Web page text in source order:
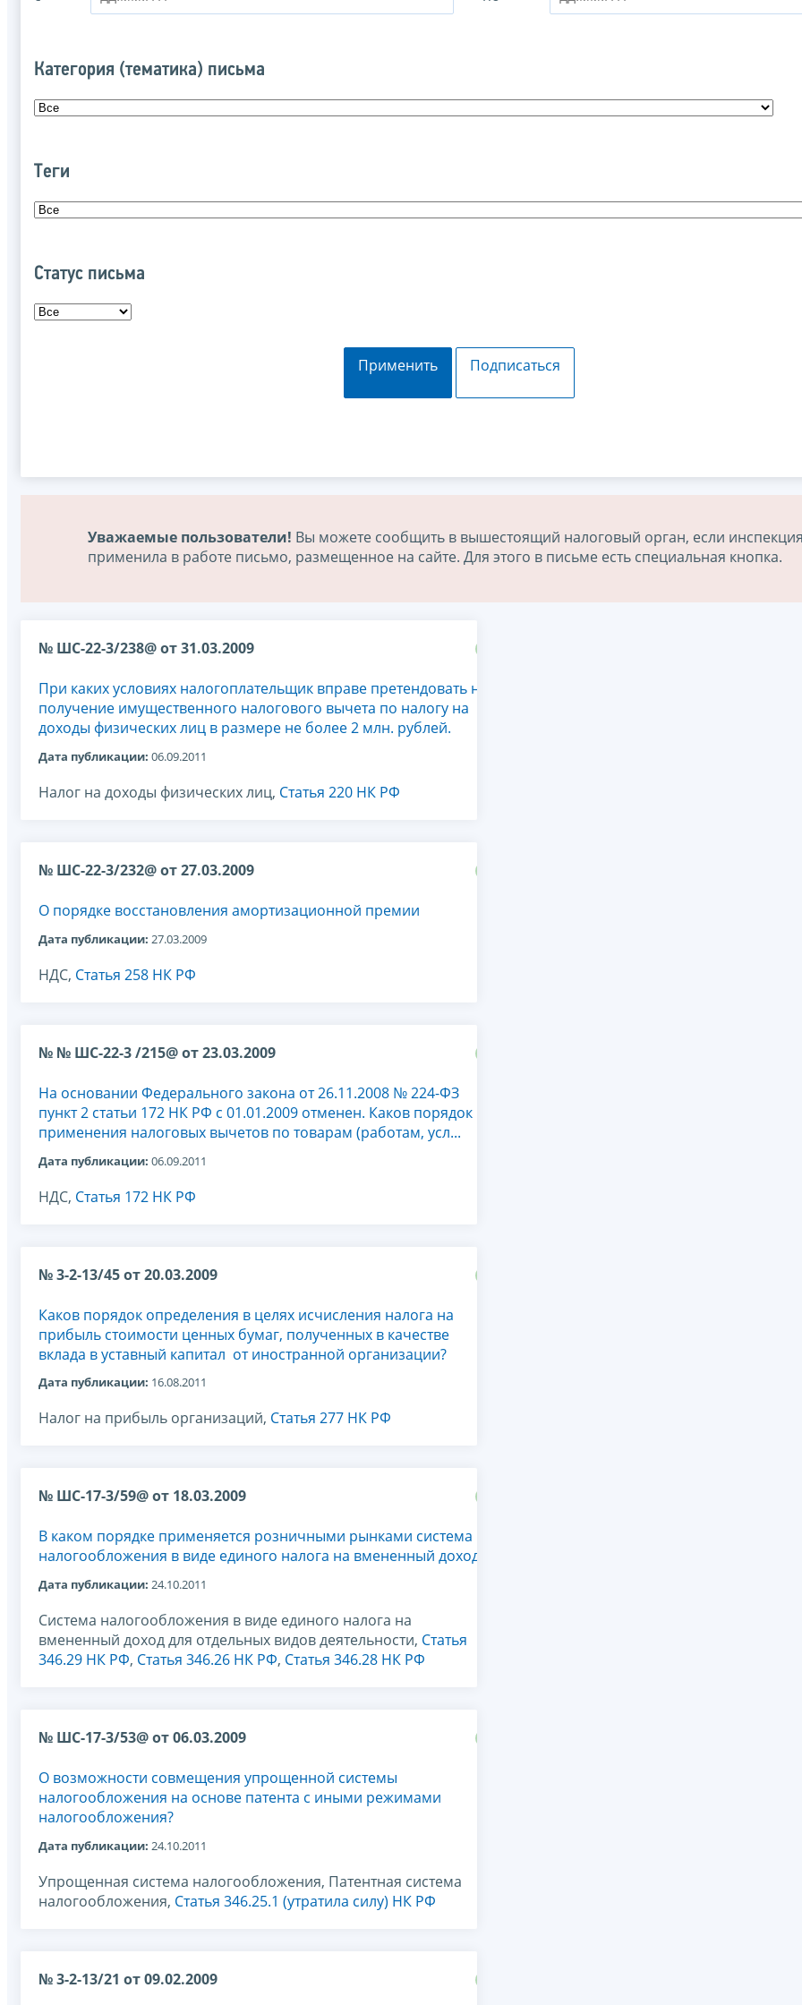
Категория (тематика) письма
Теги
Статус письма
Применить Подписаться
Уважаемые пользователи! Вы можете сообщить в вышестоящий налоговый орган, если
применила в работе письмо, размещенное на сайте. Для этого в письме есть специальная кнопка.
№ ШС-22-3/238@ от 31.03.2009
При каких условиях налогоплательщик вправе претендовать на
получение имущественного налогового вычета по налогу на
доходы физических лиц в размере не более 2 млн. рублей.
Дата публикации: 06.09.2011
Налог на доходы физических лиц, Статья 220 НК РФ
№ ШС-22-3/232@ от 27.03.2009
О порядке восстановления амортизационной премии
Дата публикации: 27.03.2009
НДС, Статья 258 НК РФ
№ № ШС-22-3 /215@ от 23.03.2009
На основании Федерального закона от 26.11.2008 № 224-ФЗ
пункт 2 статьи 172 НК РФ с 01.01.2009 отменен. Каков порядок
применения налоговых вычетов по товарам (работам, усл...
Дата публикации: 06.09.2011
НДС, Статья 172 НК РФ
№ 3-2-13/45 от 20.03.2009
Каков порядок определения в целях исчисления налога на
прибыль стоимости ценных бумаг, полученных в качестве
вклада в уставный капитал от иностранной организации?
Дата публикации: 16.08.2011
Налог на прибыль организаций, Статья 277 НК РФ
№ ШС-17-3/59@ от 18.03.2009
В каком порядке применяется розничными рынками система
налогообложения в виде единого налога на вмененный доход?
Дата публикации: 24.10.2011
Система налогообложения в виде единого налога на
вмененный доход для отдельных видов деятельности, Статья
346.29 НК РФ, Статья 346.26 НК РФ, Статья 346.28 НК РФ
№ ШС-17-3/53@ от 06.03.2009
О возможности совмещения упрощенной системы
налогообложения на основе патента с иными режимами
налогообложения?
Дата публикации: 24.10.2011
Упрощенная система налогообложения, Патентная система
налогообложения, Статья 346.25.1 (утратила силу) НК РФ
№ 3-2-13/21 от 09.02.2009